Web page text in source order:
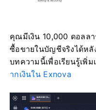
คุณมีเงิน 10,000 ดอลล
ซื้อขายในบัญชีจริงได้หลั
บทความนี้เพื่อเรียนรู้เพิ่ม
ากเงินใน Exnova